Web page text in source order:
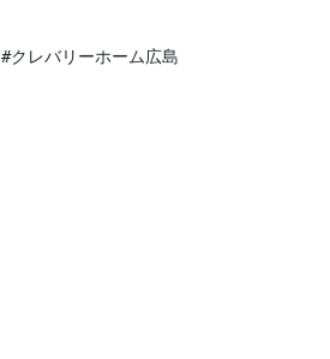
レバリーホーム広島